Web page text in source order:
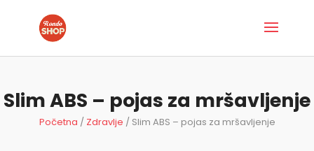
Slim ABS – pojas za mršavljenje
Početna / Zdravlje / Slim ABS – pojas za mršavljenje